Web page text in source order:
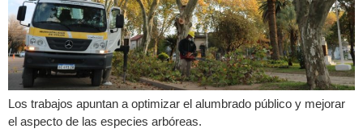
Los trabajos apuntan a optimizar el alumbrado público y mejorar
el aspecto de las especies arbóreas.